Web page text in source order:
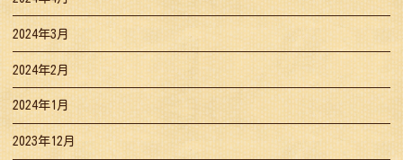
2024年3月
2024年2月
2024年1月
2023年12月